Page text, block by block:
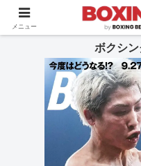
BOXING BEAT [ボ
ボクシ
メニュー